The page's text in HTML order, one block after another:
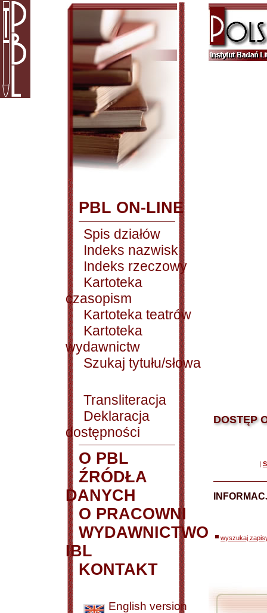
PBL ON-LINE
Spis działów
Indeks nazwisk
Indeks rzeczowy
Kartoteka
czasopism
Kartoteka teatrów
Kartoteka
wydawnictw
Szukaj tytułu/słowa
Transliteracja
Deklaracja
dostępności
O PBL
ŹRÓDŁA
DANYCH
O PRACOWNI
WYDAWNICTWO
IBL
KONTAKT
English version
DOSTĘP
|
wyszukaj